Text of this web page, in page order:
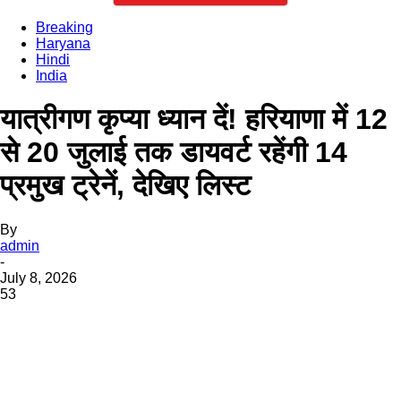
Breaking
Haryana
Hindi
India
यात्रीगण कृप्या ध्यान दें! हरियाणा में 12
से 20 जुलाई तक डायवर्ट रहेंगी 14
प्रमुख ट्रेनें, देखिए लिस्ट
By
admin
-
July 8, 2026
53